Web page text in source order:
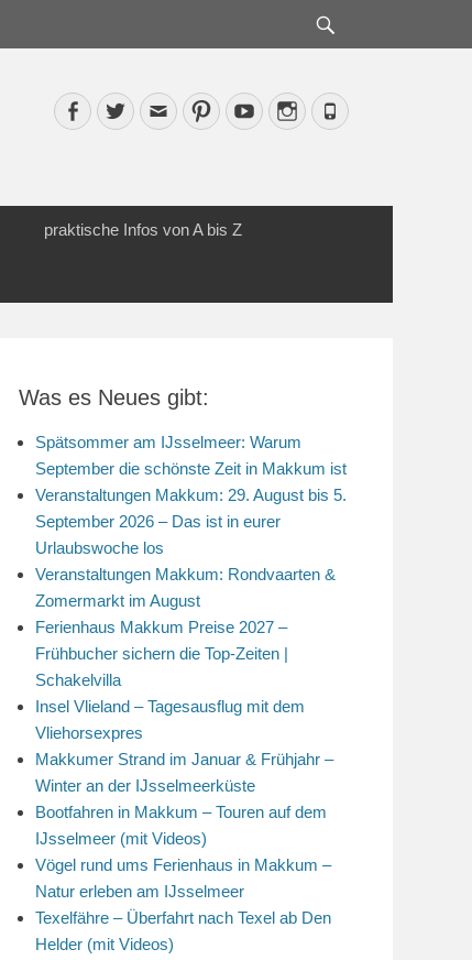
Facebook
TwitterEmailPinterestYouTubeInstagram
Phone
praktische Infos von A bis Z
Was es Neues gibt:
Spätsommer am IJsselmeer: Warum
September die schönste Zeit in Makkum ist
Veranstaltungen Makkum: 29. August bis 5.
September 2026 – Das ist in eurer
Urlaubswoche los
Veranstaltungen Makkum: Rondvaarten &
Zomermarkt im August
Ferienhaus Makkum Preise 2027 –
Frühbucher sichern die Top-Zeiten |
Schakelvilla
Insel Vlieland – Tagesausflug mit dem
Vliehorsexpres
Makkumer Strand im Januar & Frühjahr –
Winter an der IJsselmeerküste
Bootfahren in Makkum – Touren auf dem
IJsselmeer (mit Videos)
Vögel rund ums Ferienhaus in Makkum –
Natur erleben am IJsselmeer
Texelfähre – Überfahrt nach Texel ab Den
Helder (mit Videos)